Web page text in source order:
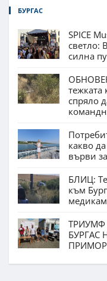
БУРГАС
SPICE
светло:
силна
тежката
спряло
какво
върви
БЛИЦ:
към
ТРИУМФ
БУРГАС